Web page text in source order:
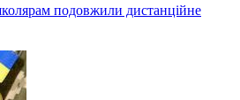
подовжили дистанційне